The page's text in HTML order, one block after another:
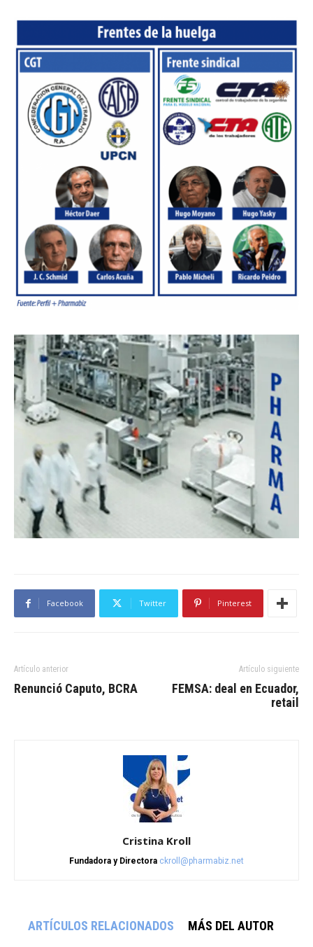
Facebook Twitter Pinterest
Artículo anterior
Renunció Caputo, BCRA
Artículo siguiente
FEMSA: deal en Ecuador,
retail
Cristina Kroll
Fundadora y Directora ckroll@pharmabiz.net
ARTÍCULOS RELACIONADOS MÁS DEL AUTOR